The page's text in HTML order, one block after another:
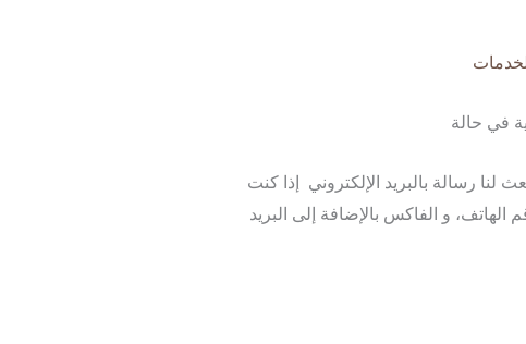
في حالة
رسالة بالبريد الإلكتروني إذا كنت
و الفاكس بالإضافة إلى البريد